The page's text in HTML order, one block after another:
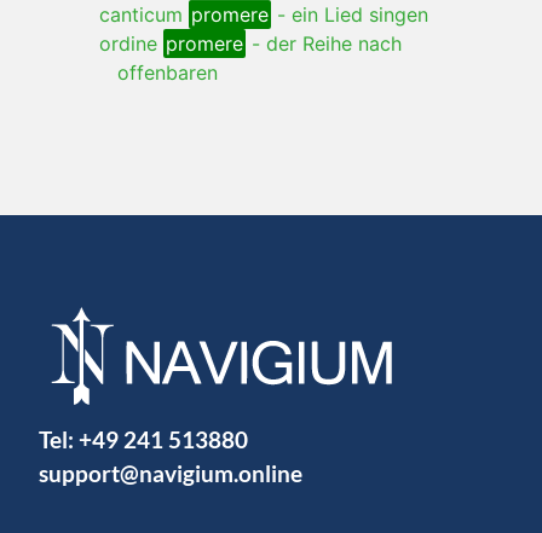
canticum promere - ein Lied singen
ordine promere - der Reihe nach
offenbaren
Tel: +49 241 513880
support@navigium.online